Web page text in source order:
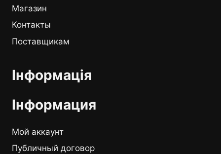
Магазин
Контакты
Поставщикам
Інформація
Інформация
Мой аккаунт
Публичный договор